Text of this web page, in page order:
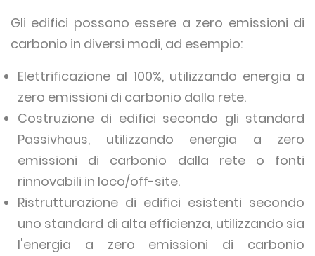
Gli edifici possono essere a zero emissioni di
carbonio in diversi modi, ad esempio:
Elettrificazione al 100%, utilizzando energia a
zero emissioni di carbonio dalla rete.
Costruzione di edifici secondo gli standard
Passivhaus, utilizzando energia a zero
emissioni di carbonio dalla rete o fonti
rinnovabili in loco/off-site.
Ristrutturazione di edifici esistenti secondo
uno standard di alta efficienza, utilizzando sia
l'energia a zero emissioni di carbonio